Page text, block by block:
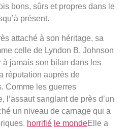
bons, sûrs et propres dans le
présent.
attaché à son héritage, sa
celle de Lyndon B. Johnson
à jamais son bilan dans les
réputation auprès de
Comme les guerres
l’assaut sanglant de près d’un
un niveau de carnage qui a
horrifié le mondeElle a